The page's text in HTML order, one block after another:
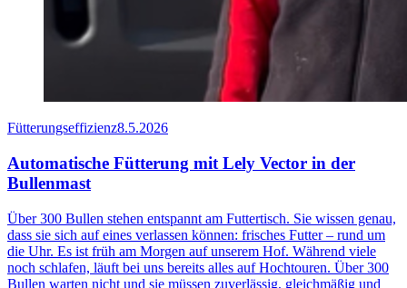
Fütterungseffizienz8.5.2026
Automatische Fütterung mit Lely Vector in der
Bullenmast
Über 300 Bullen stehen entspannt am Futtertisch. Sie wissen genau,
dass sie sich auf eines verlassen können: frisches Futter – rund um
die Uhr. Es ist früh am Morgen auf unserem Hof. Während viele
noch schlafen, läuft bei uns bereits alles auf Hochtouren. Über 300
Bullen warten nicht und sie müssen zuverlässig, gleichmäßig und